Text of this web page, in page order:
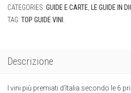
CATEGORIES: GUIDE E CARTE LE GUIDE IN
TAG: TOP GUIDE VINI
Descrizione
I vini più premiati d’Italia secondo le 6